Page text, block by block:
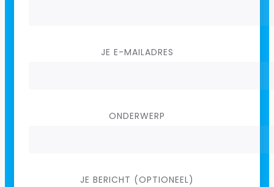
JE E-MAILADRES
ONDERWERP
JE BERICHT (OPTIONEEL)